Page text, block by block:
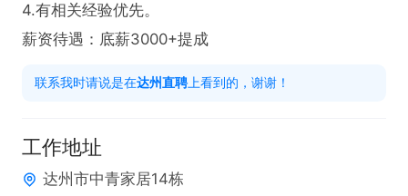
4.有相关经验优先。
薪资待遇：底薪3000+提成
联系我时请说是在达州直聘 上看到的，谢谢！
工作地址
达州市中青家居14栋